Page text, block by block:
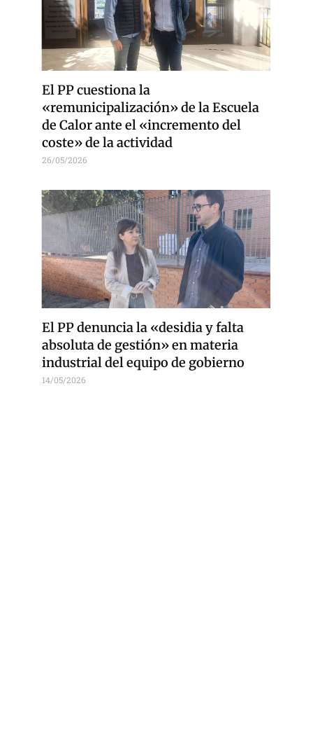
El PP cuestiona la
«remunicipalización» de la Escuela
de Calor ante el «incremento del
coste» de la actividad
26/05/2026
El PP denuncia la «desidia y falta
absoluta de gestión» en materia
industrial del equipo de gobierno
14/05/2026